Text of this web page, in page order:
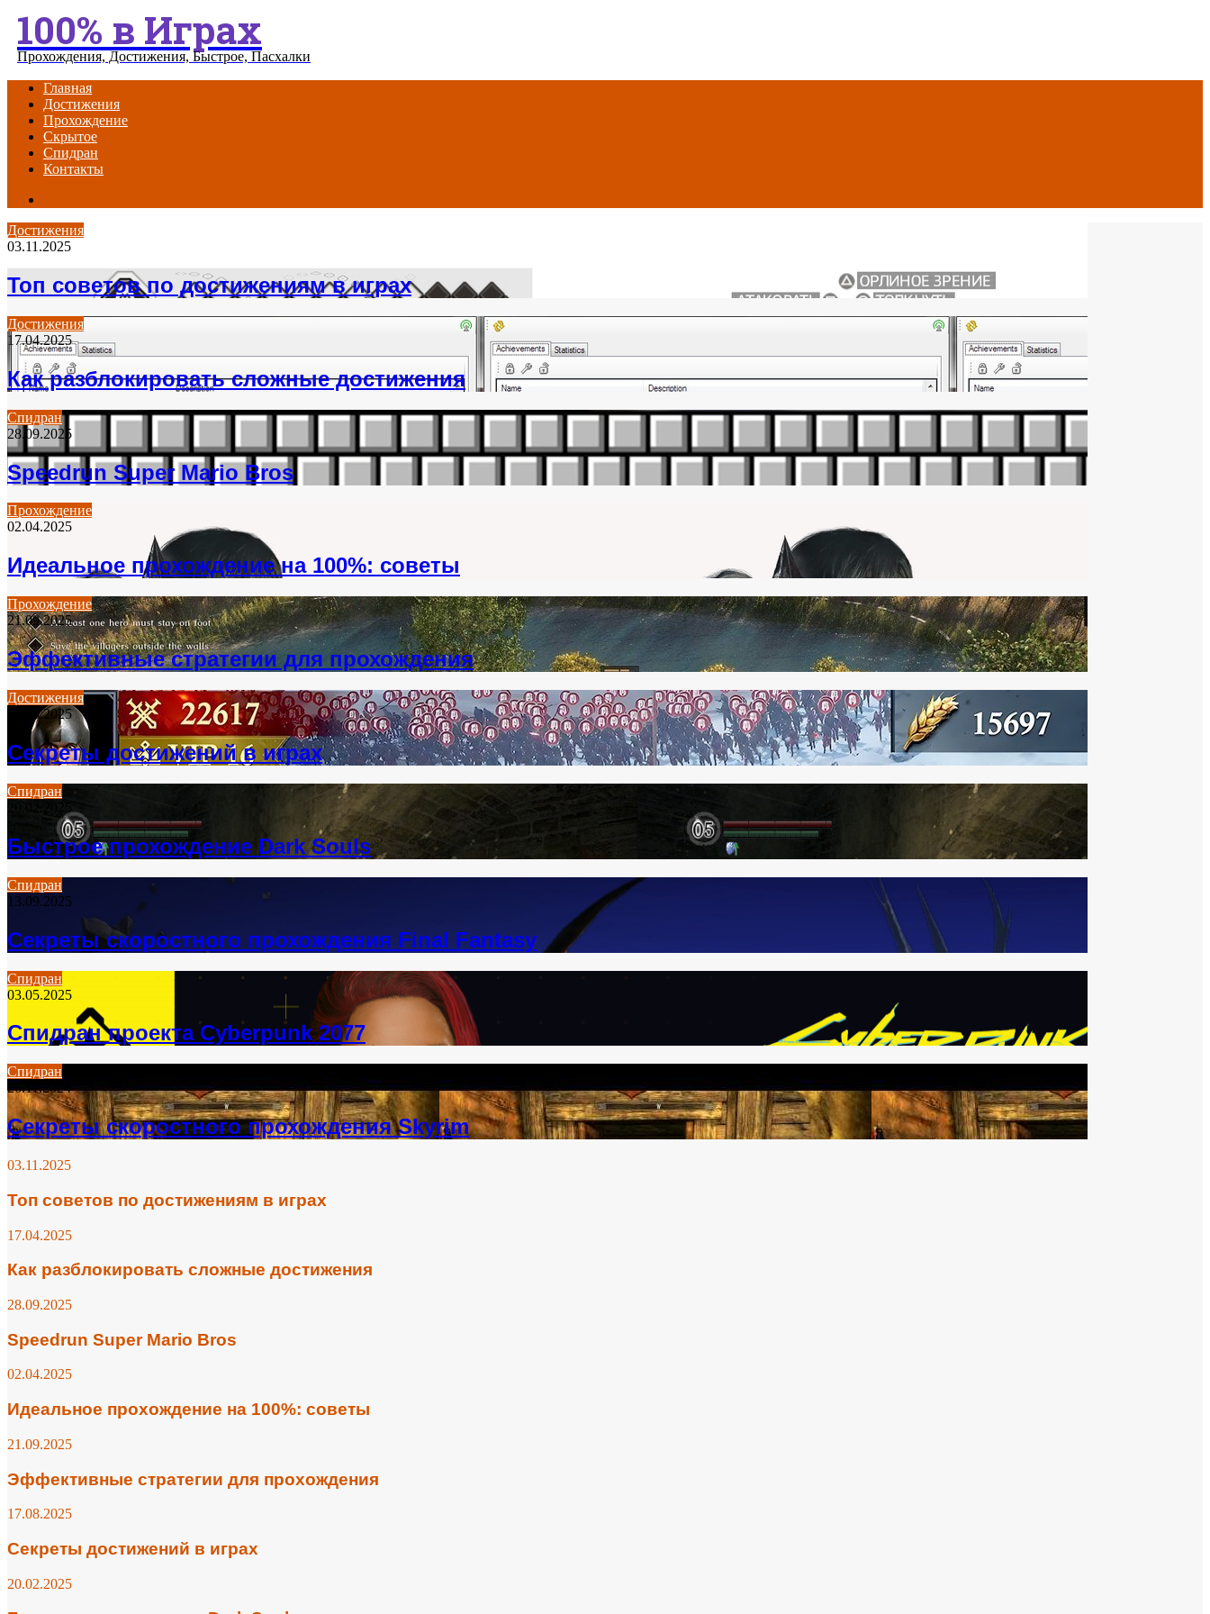
Menu
100% в Играх
Прохождения, Достижения, Быстрое, Пасхалки
Главная
Достижения
Прохождение
Скрытое
Спидран
Контакты
Достижения
03.11.2025
Топ советов по достижениям в играх
Достижения
17.04.2025
Как разблокировать сложные достижения
Спидран
28.09.2025
Speedrun Super Mario Bros
Прохождение
02.04.2025
Идеальное прохождение на 100%: советы
Прохождение
21.09.2025
Эффективные стратегии для прохождения
Достижения
17.08.2025
Секреты достижений в играх
Спидран
Быстрое прохождение Dark Souls
Спидран
13.09.2025
Секреты скоростного прохождения Final Fantasy
Спидран
03.05.2025
Спидран проекта Cyberpunk 2077
Спидран
26.11.2024
Секреты скоростного прохождения Skyrim
03.11.2025
Топ советов по достижениям в играх
17.04.2025
Как разблокировать сложные достижения
28.09.2025
Speedrun Super Mario Bros
02.04.2025
Идеальное прохождение на 100%: советы
21.09.2025
Эффективные стратегии для прохождения
17.08.2025
Секреты достижений в играх
20.02.2025